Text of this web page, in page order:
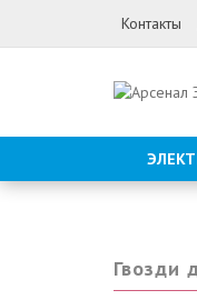
Контакты
Гвозди